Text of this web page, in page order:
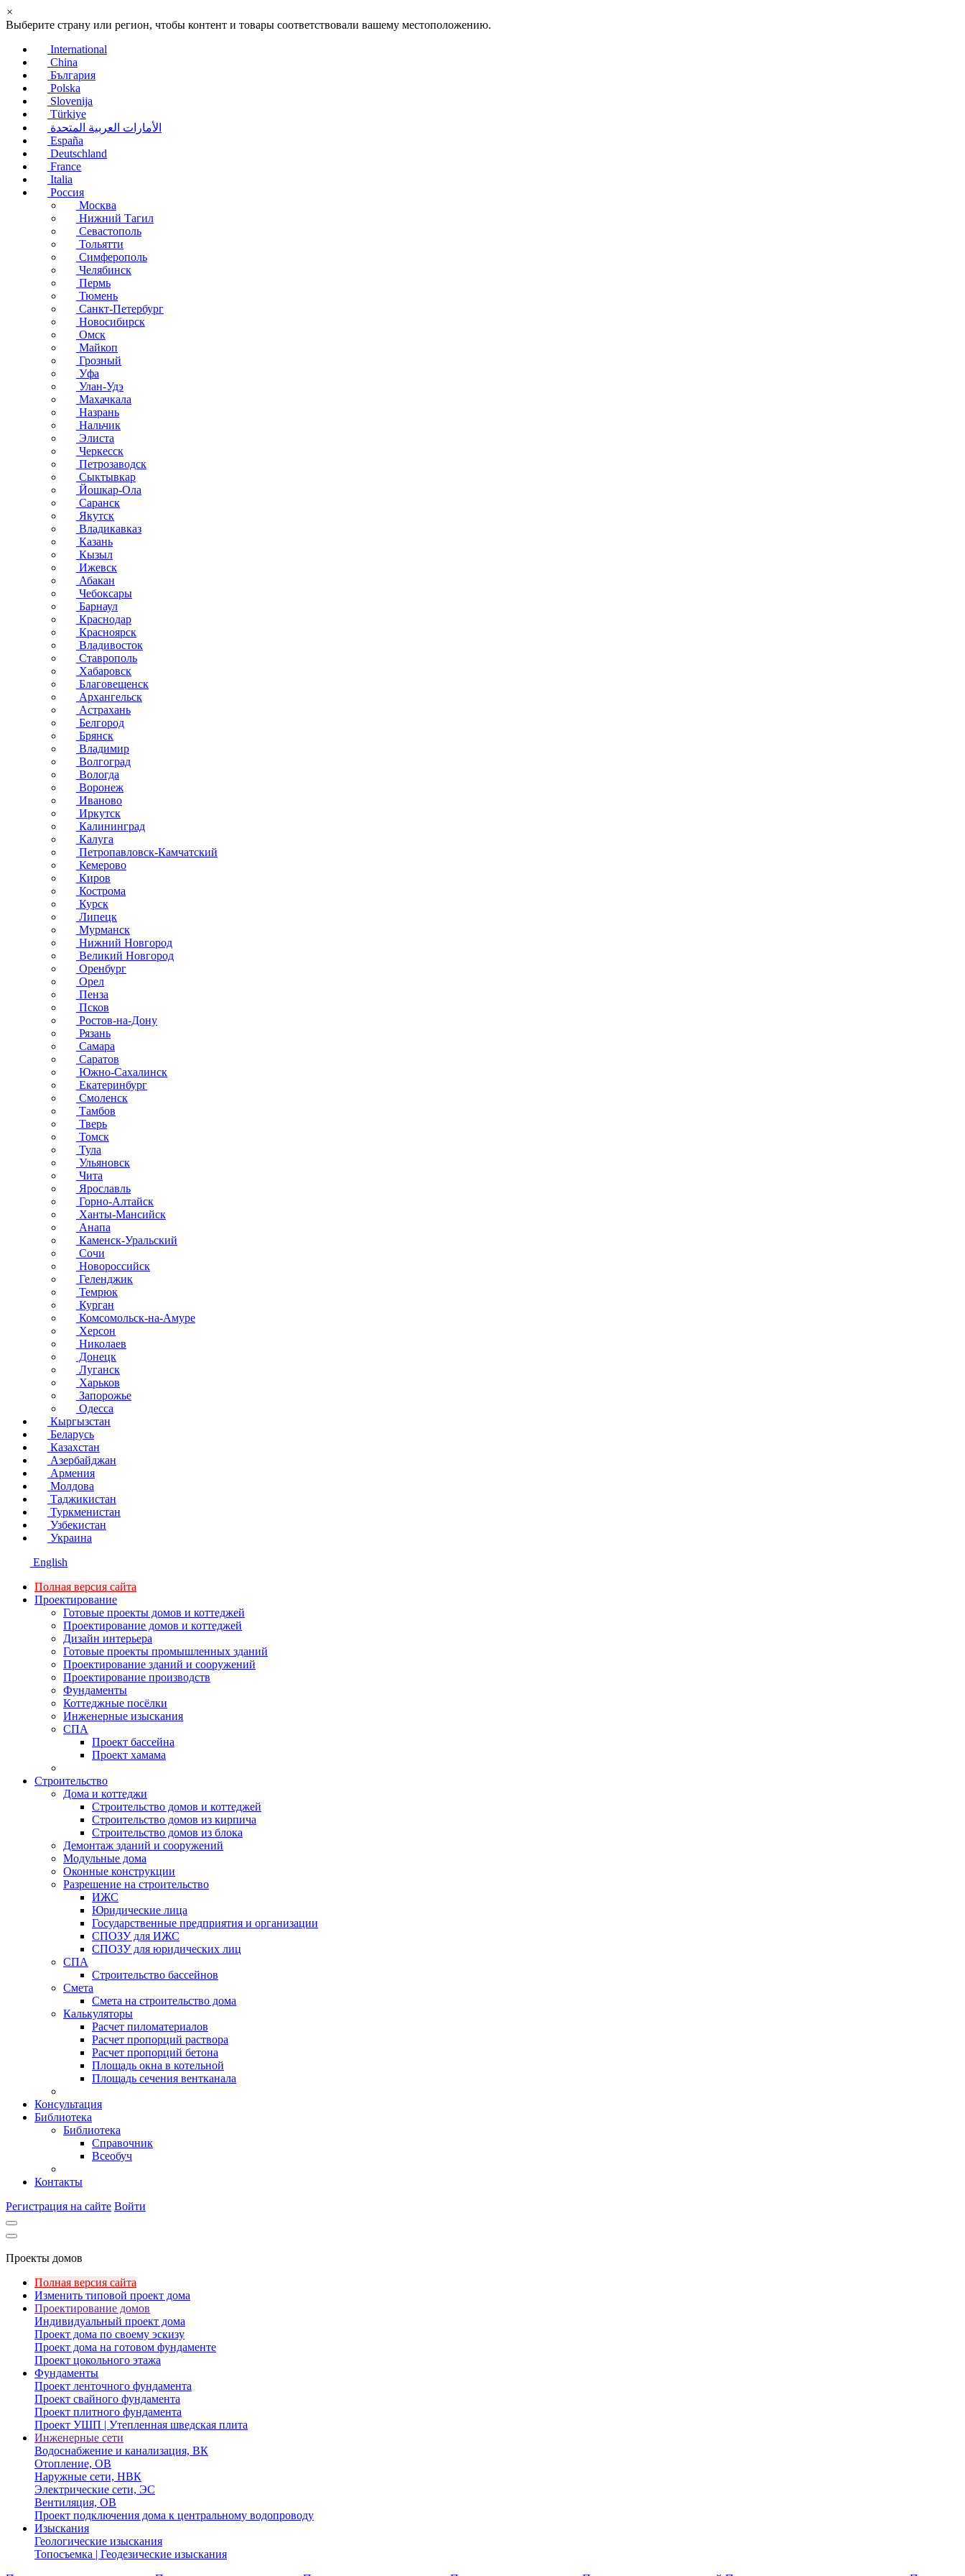
×
Выберите страну или регион, чтобы контент и товары соответствовали вашему местоположению.
International
China
България
Polska
Slovenija
Türkiye
الأمارات العربية المتحدة
España
Deutschland
France
Italia
Россия
Москва
Нижний Тагил
Севастополь
Тольятти
Симферополь
Челябинск
Пермь
Тюмень
Санкт-Петербург
Новосибирск
Омск
Майкоп
Грозный
Уфа
Улан-Удэ
Махачкала
Назрань
Нальчик
Элиста
Черкесск
Петрозаводск
Сыктывкар
Йошкар-Ола
Саранск
Якутск
Владикавказ
Казань
Кызыл
Ижевск
Абакан
Чебоксары
Барнаул
Краснодар
Красноярск
Владивосток
Ставрополь
Хабаровск
Благовещенск
Архангельск
Астрахань
Белгород
Брянск
Владимир
Волгоград
Вологда
Воронеж
Иваново
Иркутск
Калининград
Калуга
Петропавловск-Камчатский
Кемерово
Киров
Кострома
Курск
Липецк
Мурманск
Нижний Новгород
Великий Новгород
Оренбург
Орел
Пенза
Псков
Ростов-на-Дону
Рязань
Самара
Саратов
Южно-Сахалинск
Екатеринбург
Смоленск
Тамбов
Тверь
Томск
Тула
Ульяновск
Чита
Ярославль
Горно-Алтайск
Ханты-Мансийск
Анапа
Каменск-Уральский
Сочи
Новороссийск
Геленджик
Темрюк
Курган
Комсомольск-на-Амуре
Херсон
Николаев
Донецк
Луганск
Харьков
Запорожье
Одесса
Кыргызстан
Беларусь
Казахстан
Азербайджан
Армения
Молдова
Таджикистан
Туркменистан
Узбекистан
Украина
English
Полная версия сайта
Проектирование
Готовые проекты домов и коттеджей
Проектирование домов и коттеджей
Дизайн интерьера
Готовые проекты промышленных зданий
Проектирование зданий и сооружений
Проектирование производств
Фундаменты
Коттеджные посёлки
Инженерные изыскания
СПА
Проект бассейна
Проект хамама
Строительство
Дома и коттеджи
Строительство домов и коттеджей
Строительство домов из кирпича
Строительство домов из блока
Демонтаж зданий и сооружений
Модульные дома
Оконные конструкции
Разрешение на строительство
ИЖС
Юридические лица
Государственные предприятия и организации
СПОЗУ для ИЖС
СПОЗУ для юридических лиц
СПА
Строительство бассейнов
Смета
Смета на строительство дома
Калькуляторы
Расчет пиломатериалов
Расчет пропорций раствора
Расчет пропорций бетона
Площадь окна в котельной
Площадь сечения вентканала
Консультация
Библиотека
Библиотека
Справочник
Всеобуч
Контакты
Регистрация на сайте Войти
Проекты домов
Полная версия сайта
Изменить типовой проект дома
Проектирование домов
Индивидуальный проект дома
Проект дома по своему эскизу
Проект дома на готовом фундаменте
Проект цокольного этажа
Фундаменты
Проект ленточного фундамента
Проект свайного фундамента
Проект плитного фундамента
Проект УШП | Утепленная шведская плита
Инженерные сети
Водоснабжение и канализация, ВК
Отопление, ОВ
Наружные сети, НВК
Электрические сети, ЭС
Вентиляция, ОВ
Проект подключения дома к центральному водопроводу
Изыскания
Геологические изыскания
Топосъемка | Геодезические изыскания